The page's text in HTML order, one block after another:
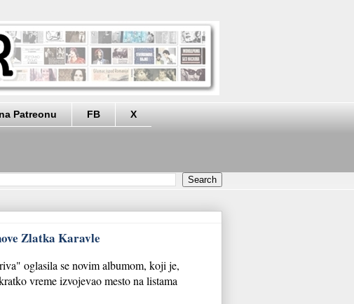
Patreonu FB X
Zlatka Karavle
oglasila se novim albumom, koji je,
vreme izvojevao mesto na listama